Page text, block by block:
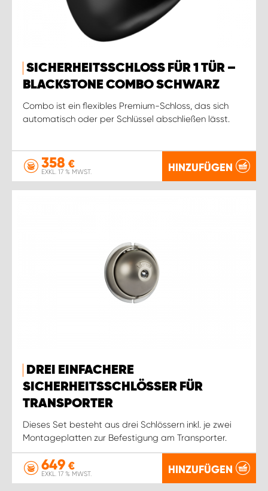
SICHERHEITSSCHLOSS FÜR 1 TÜR –
BLACKSTONE COMBO SCHWARZ
Combo ist ein flexibles Premium-Schloss, das sich
automatisch oder per Schlüssel abschließen lässt.
358 €
EXKL. 17 % MWST. HINZUFÜGEN
DREI EINFACHERE
SICHERHEITSSCHLÖSSER FÜR
TRANSPORTER
Dieses Set besteht aus drei Schlössern inkl. je zwei
Montageplatten zur Befestigung am Transporter.
649 €
EXKL. 17 % MWST. HINZUFÜGEN